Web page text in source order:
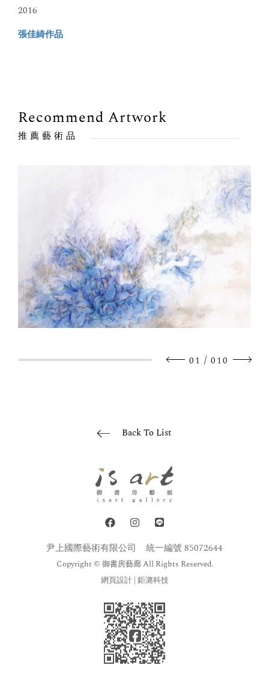
2016
張佳綺作品
Recommend Artwork
推薦藝術品
01 / 010
Back To List
尹上國際藝術有限公司 統一編號 85072644
Copyright © 御書房藝廊 All Rights Reserved.
網頁設計| 鉅潞科技